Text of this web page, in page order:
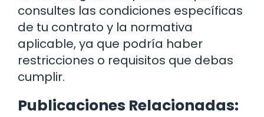
consultes las condiciones específicas
de tu contrato y la normativa
aplicable, ya que podría haber
restricciones o requisitos que debas
cumplir.
Publicaciones Relacionadas: